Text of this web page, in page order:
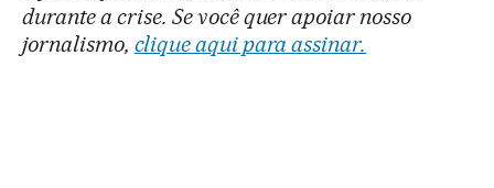
durante a crise. Se você quer apoiar nosso
jornalismo, clique aqui para assinar.